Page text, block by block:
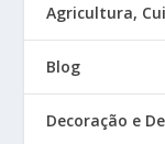
Agricultura,
Blog
Decoração e